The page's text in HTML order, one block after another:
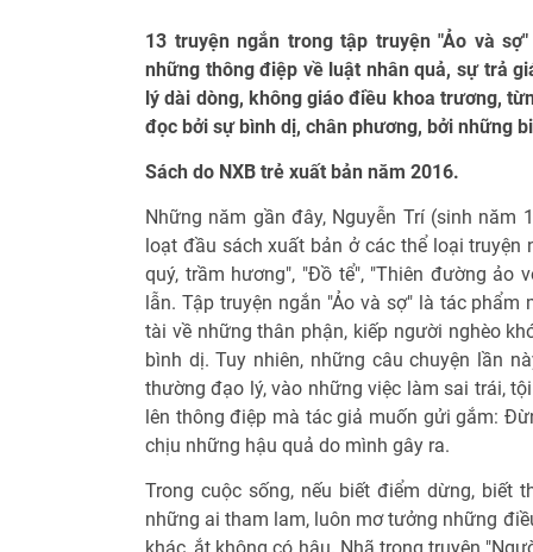
13 truyện ngắn trong tập truyện "Ảo và
những thông điệp về luật nhân quả, sự trả
lý dài dòng, không giáo điều khoa trương,
đọc bởi sự bình dị, chân phương, bởi những
Sách do NXB trẻ xuất bản năm 2016.
Những năm gần đây, Nguyễn Trí (sinh năm
loạt đầu sách xuất bản ở các thể loại truyện
quý, trầm hương", "Đồ tể", "Thiên đường ảo
lẫn. Tập truyện ngắn "Ảo và sợ" là tác
tài về những thân phận, kiếp người nghèo
bình dị. Tuy nhiên, những câu chuyện lần
thường đạo lý, vào những việc làm sai trái,
lên thông điệp mà tác giả muốn gửi gắm:
chịu những hậu quả do mình gây ra.
Trong cuộc sống, nếu biết điểm dừng, biết
những ai tham lam, luôn mơ tưởng những